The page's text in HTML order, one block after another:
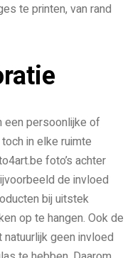
te printen, van rand
een persoonlijke of
in elke ruimte
foto’s achter
de invloed
bij uitstek
op te hangen. Ook de
geen invloed